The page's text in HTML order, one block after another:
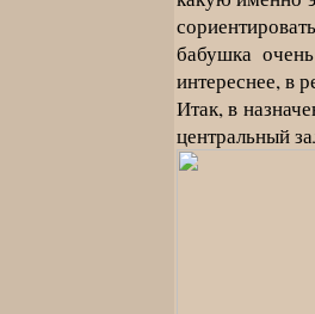
бабушка
интереснее, в
Итак, в
центральный